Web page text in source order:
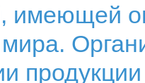
имеющей
мира.
продукции